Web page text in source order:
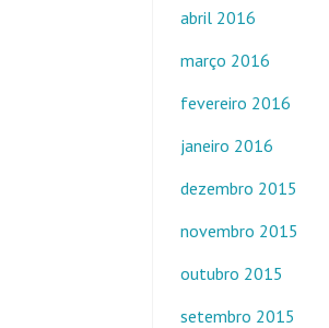
abril 2016
março 2016
fevereiro 2016
janeiro 2016
dezembro 2015
novembro 2015
outubro 2015
setembro 2015